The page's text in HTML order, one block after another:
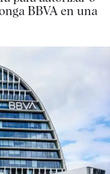
BBVA en una